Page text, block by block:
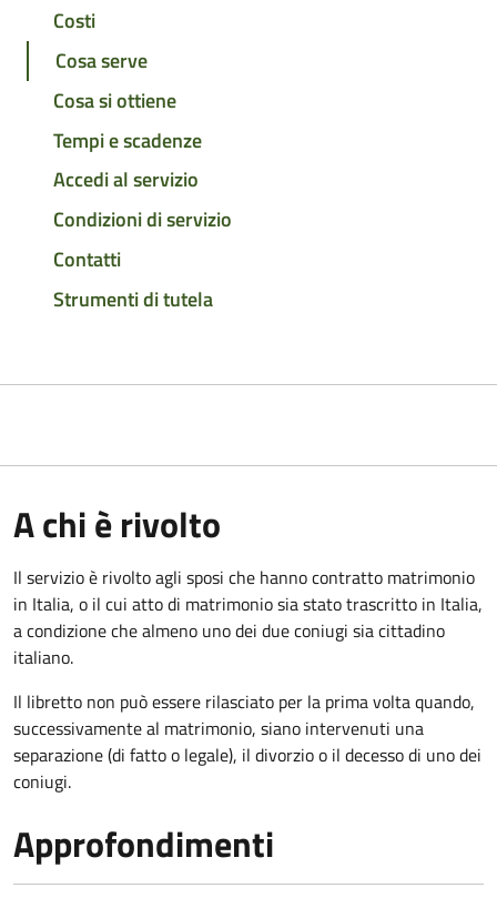
Costi
Cosa serve
Cosa si ottiene
Tempi e scadenze
Accedi al servizio
Condizioni di servizio
Contatti
Strumenti di tutela
A chi è rivolto
Il servizio è rivolto agli sposi che hanno contratto matrimonio
in Italia, o il cui atto di matrimonio sia stato trascritto in Italia,
a condizione che almeno uno dei due coniugi sia cittadino
italiano.
Il libretto non può essere rilasciato per la prima volta quando,
successivamente al matrimonio, siano intervenuti una
separazione (di fatto o legale), il divorzio o il decesso di uno dei
coniugi.
Approfondimenti